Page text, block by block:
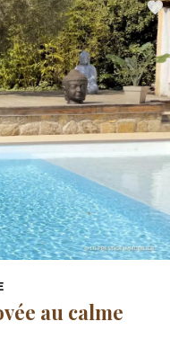
au calme